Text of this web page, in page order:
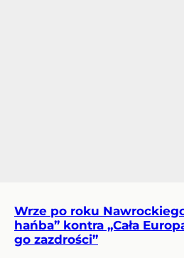
Wrze po roku
hańba” kontra „Cała
go zazdrości”